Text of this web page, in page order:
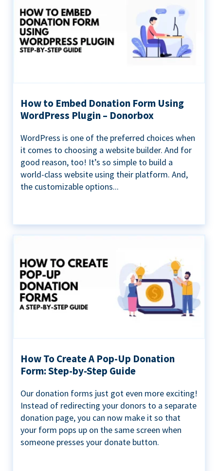
How to Embed Donation Form Using
WordPress Plugin – Donorbox
WordPress is one of the preferred choices when
it comes to choosing a website builder. And for
good reason, too! It’s so simple to build a
world-class website using their platform. And,
the customizable options...
How To Create A Pop-Up Donation
Form: Step-by-Step Guide
Our donation forms just got even more exciting!
Instead of redirecting your donors to a separate
donation page, you can now make it so that
your form pops up on the same screen when
someone presses your donate button.